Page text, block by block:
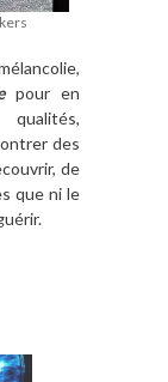
pour en
des
de
que ni le